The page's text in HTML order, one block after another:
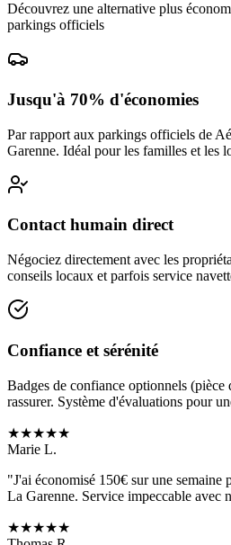
Découvrez une alternative plus
parkings officiels
Jusqu'à 70% d'économies
Par rapport aux parkings officiels de
Garenne. Idéal pour les familles et les
Contact humain direct
Négociez directement avec les
conseils locaux et parfois service
Confiance et sérénité
Badges de confiance optionnels
rassurer. Système d'évaluations pour
★★★★★
Marie L.
"J'ai économisé 150€ sur une semaine
La Garenne. Service impeccable avec
★★★★★